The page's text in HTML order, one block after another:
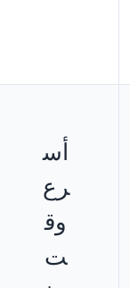
أس
رع
وق
ت